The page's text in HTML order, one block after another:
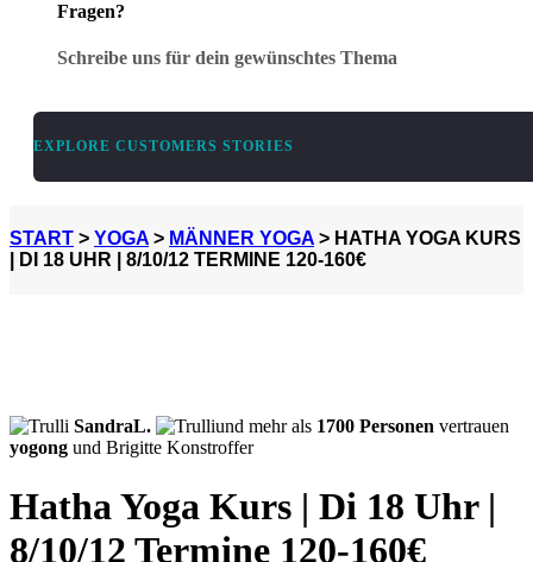
Fragen?
Schreibe uns für dein gewünschtes Thema
EXPLORE CUSTOMERS STORIES
START > YOGA > MÄNNER YOGA > HATHA YOGA KURS
| DI 18 UHR | 8/10/12 TERMINE 120-160€
SandraL. und mehr als 1700 Personen vertrauen
yogong und Brigitte Konstroffer
Hatha Yoga Kurs | Di 18 Uhr |
8/10/12 Termine 120-160€